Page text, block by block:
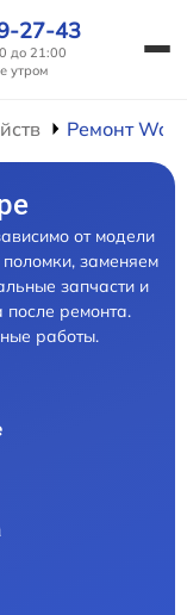
27-43
до 21:00
утром
Ремонт
от модели
поломки, заменяем
запчасти и
после ремонта.
работы.